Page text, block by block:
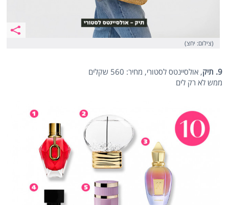
(צילום: יחצ)
9. תיק
, אולסיינטס לסטורי, מחיר: 560 שקלים
ממש לא רק לים